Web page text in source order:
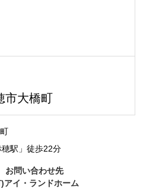
市大橋町
駅」徒歩22分
お問い合わせ先
アイ・ランドホーム